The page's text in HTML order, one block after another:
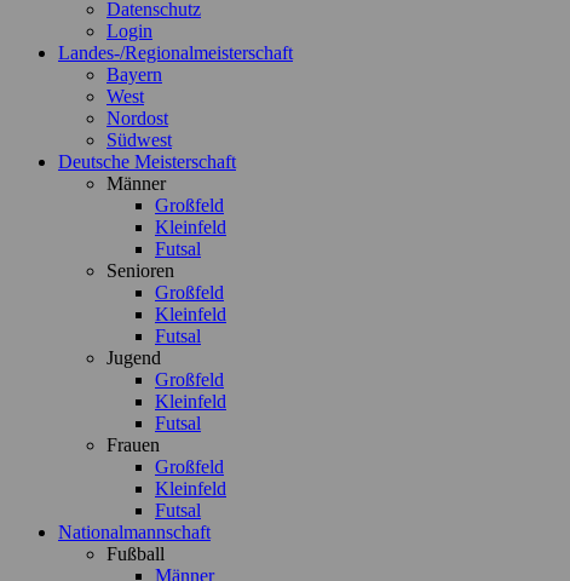
Datenschutz
Login
Landes-/Regionalmeisterschaft
Bayern
West
Nordost
Südwest
Deutsche Meisterschaft
Männer
Großfeld
Kleinfeld
Futsal
Senioren
Großfeld
Kleinfeld
Futsal
Jugend
Großfeld
Kleinfeld
Futsal
Frauen
Großfeld
Kleinfeld
Futsal
Nationalmannschaft
Fußball
Männer